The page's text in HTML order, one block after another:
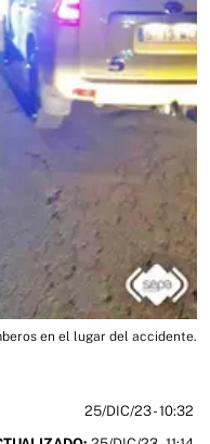
en el lugar del accidente.
25/DIC/23- 10:32